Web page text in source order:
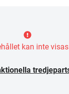
kan inte visas